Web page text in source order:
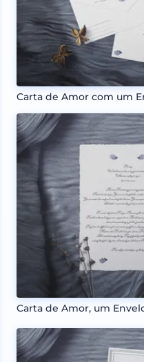
Carta de Amor com um
Carta de Amor, um